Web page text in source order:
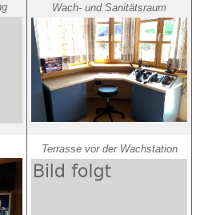
Wach- und Sanitätsraum
Terrasse vor der Wachstation